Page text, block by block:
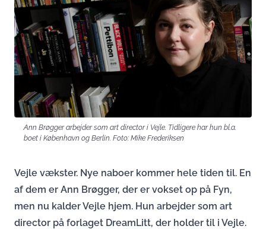
Ann Brøgger arbejder som art director i Vejle. Tidligere har hun bl.a.
boet i København og Berlin. Foto: Mike Frederiksen
Vejle vækster. Nye naboer kommer hele tiden til. En
af dem er Ann Brøgger, der er vokset op på Fyn,
men nu kalder Vejle hjem. Hun arbejder som art
director på forlaget DreamLitt, der holder til i Vejle.